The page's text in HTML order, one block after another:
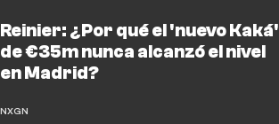
Reinier: ¿Por qué el 'nuevo Kaká'
de €35m nunca alcanzó el nivel
en Madrid?
NXGN